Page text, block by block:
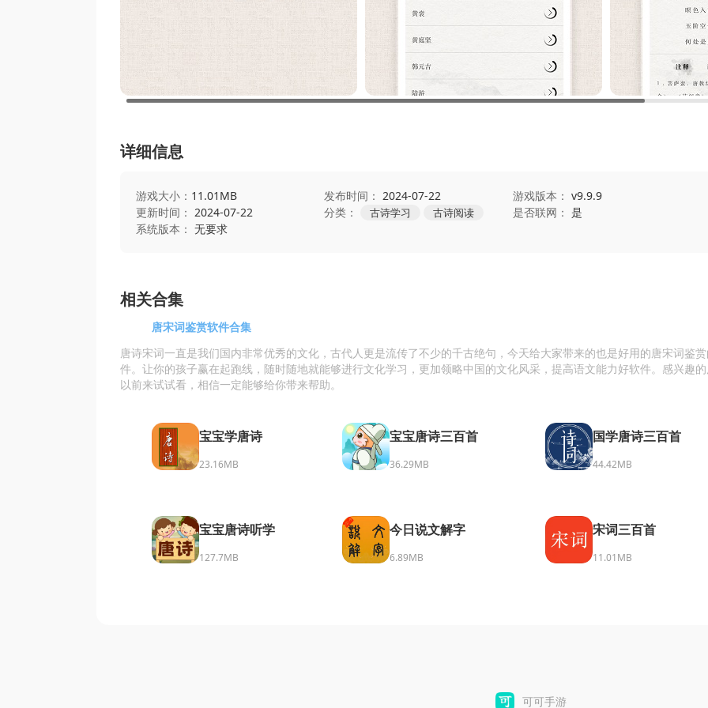
详细信息
游戏大小： 11.01MB 发布时间： 2024-07-22 游戏版本： v9.9.9
更新时间： 2024-07-22 分类： 古诗学习 古诗阅读 是否联网： 是
系统版本： 无要求
相关合集
唐宋词鉴赏软件合集
唐诗宋词一直是我们国内非常优秀的文化，古代人更是流传了不少的千古绝句，今天给大家带来的也是好用的唐宋词鉴
件。让你的孩子赢在起跑线，随时随地就能够进行文化学习，更加领略中国的文化风采，提高语文能力好软件。感兴趣
以前来试试看，相信一定能够给你带来帮助。
宝宝学唐诗
23.16MB
宝宝唐诗三百首
36.29MB
国学唐诗三百首
44.42MB
宝宝唐诗听学
127.7MB
今日说文解字
6.89MB
宋词三百首
11.01MB
可可手游